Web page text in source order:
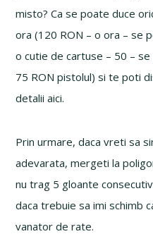
misto? Ca se poate duce
ora (120 RON – o ora – se
o cutie de cartuse – 50 –
75 RON pistolul) si te poti
detalii aici.
Prin urmare, daca vreti sa
adevarata, mergeti la
nu trag 5 gloante
daca trebuie sa imi schimb
vanator de rate.